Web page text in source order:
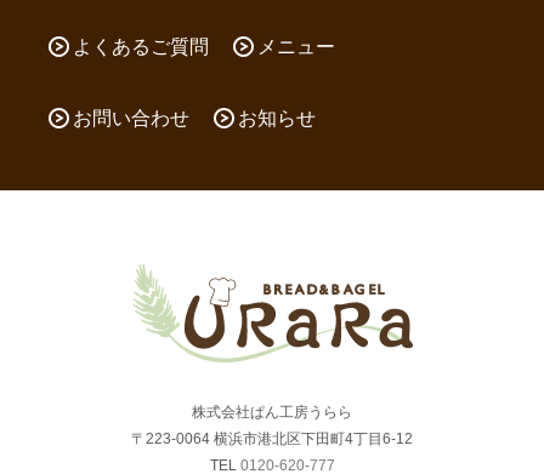
よくあるご質問 メニュー
お問い合わせ お知らせ
株式会社ぱん工房うらら
〒223-0064 横浜市港北区下田町4丁目6-12
TEL 0120-620-777